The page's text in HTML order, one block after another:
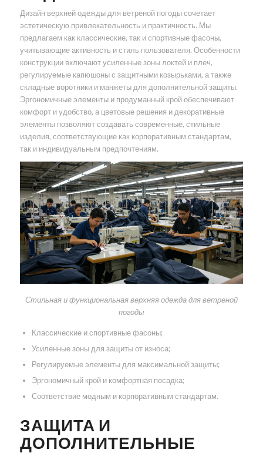
Дизайн верхней одежды для ветреной погоды сочетает
эстетическую привлекательность и практичность. Мы
предлагаем как классические, так и спортивные фасоны,
учитывающие активность и стиль пользователя. Особенности
конструкции включают усиленные зоны локтей и плеч,
регулируемые капюшоны с защитными козырьками, а также
складные воротники и манжеты для дополнительной защиты.
Эргономичные элементы и продуманный крой обеспечивают
комфорт и удобство, а цветовые решения и декоративные
элементы позволяют создавать современные, стильные
изделия, соответствующие как корпоративным стандартам,
так и индивидуальным предпочтениям.
Стильная и функциональная верхняя одежда для ветреной
погоды
Классические и спортивные фасоны;
Усиленные зоны для защиты от износа;
Регулируемые элементы для максимальной защиты;
Эргономичный крой и комфортная посадка;
Соответствие модным и корпоративным стандартам.
ЗАЩИТА И
ДОПОЛНИТЕЛЬНЫЕ